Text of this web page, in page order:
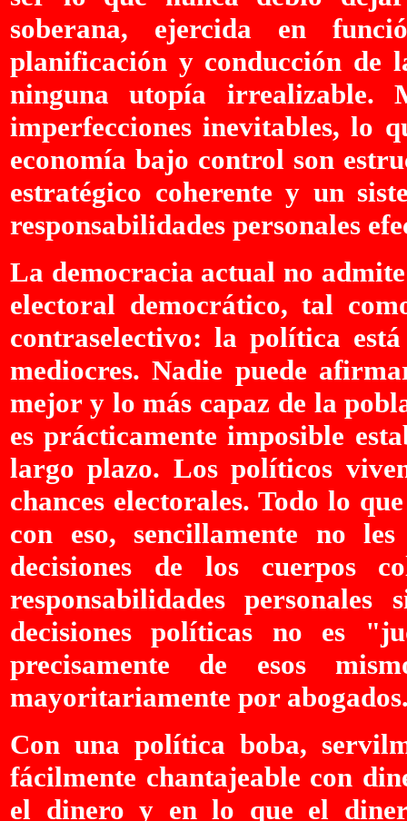
soberana, ejercida en
planificación y conducción de
ninguna utopía irrealizable.
imperfecciones inevitables, lo
economía bajo control son
estratégico coherente y un
responsabilidades personales
La democracia actual no
electoral democrático, tal
contraselectivo: la política
mediocres. Nadie puede
mejor y lo más capaz de la
es prácticamente imposible
largo plazo. Los políticos
chances electorales. Todo lo
con eso, sencillamente no
decisiones de los cuerpos
responsabilidades
decisiones políticas no es
precisamente de esos
mayoritariamente por
Con una política boba,
fácilmente chantajeable con
el dinero y en lo que el